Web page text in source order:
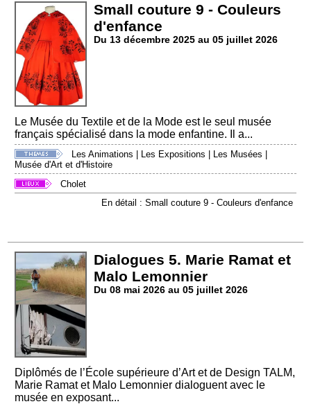
Small couture 9 - Couleurs
d'enfance
Du 13 décembre 2025 au 05 juillet 2026
Le Musée du Textile et de la Mode est le seul musée
français spécialisé dans la mode enfantine. Il a...
Les Animations Les Expositions Les Musées
Musée d'Art et d'Histoire
Cholet
En détail : Small couture 9 - Couleurs d'enfance
Dialogues 5. Marie Ramat et
Malo Lemonnier
Du 08 mai 2026 au 05 juillet 2026
Diplômés de l’École supérieure d’Art et de Design TALM,
Marie Ramat et Malo Lemonnier dialoguent avec le
musée en exposant...